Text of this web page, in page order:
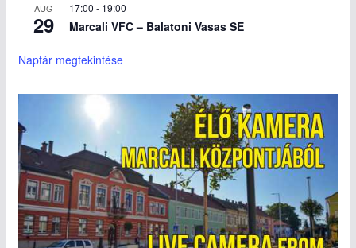
AUG
29
17:00 - 19:00
Marcali VFC – Balatoni Vasas SE
Naptár megtekintése